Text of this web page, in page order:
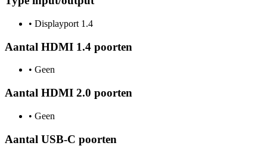
• Displayport 1.4
Aantal HDMI 1.4 poorten
• Geen
Aantal HDMI 2.0 poorten
• Geen
Aantal USB-C poorten